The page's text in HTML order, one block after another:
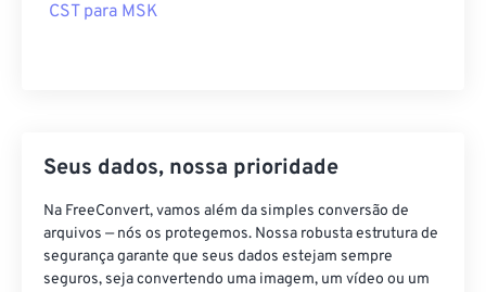
CST para MSK
Seus dados, nossa prioridade
Na FreeConvert, vamos além da simples conversão de
arquivos — nós os protegemos. Nossa robusta estrutura de
segurança garante que seus dados estejam sempre
seguros, seja convertendo uma imagem, um vídeo ou um